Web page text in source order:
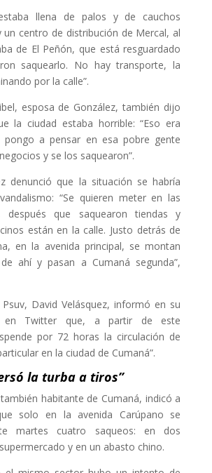
llena de palos y de cauchos
un centro de distribución de Mercal, al
de El Peñón, que está resguardado
saquearlo. No hay transporte, la
por la calle”.
esposa de González, también dijo
la ciudad estaba horrible: “Eso era
pongo a pensar en esa pobre gente
y se los saquearon”.
denunció que la situación se habría
“Se quieren meter en las
después que saquearon tiendas y
están en la calle. Justo detrás de
en la avenida principal, se montan
ahí y pasan a Cumaná segunda”,
David Velásquez, informó en su
en Twitter que, a partir de este
por 72 horas la circulación de
en la ciudad de Cumaná”.
la turba a tiros”
habitante de Cumaná, indicó a
solo en la avenida Carúpano se
martes cuatro saqueos: en dos
y en un abasto chino.